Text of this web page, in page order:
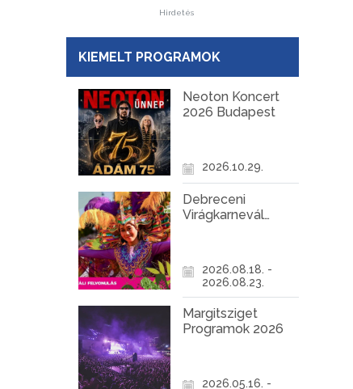
Hirdetés
KIEMELT PROGRAMOK
Neoton Koncert
2026 Budapest
2026.10.29.
Debreceni
Virágkarnevál
2026.08.18. -
2026.08.23.
Margitsziget
Programok 2026
2026.05.16. -